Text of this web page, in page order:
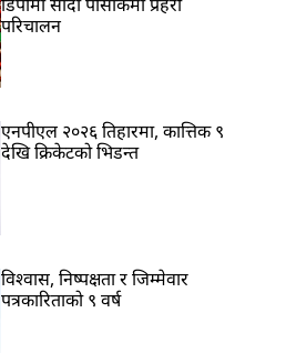
परिचालन
एनपीएल २०२६ तिहारमा, कात्तिक ९
देखि क्रिकेटको भिडन्त
विश्वास, निष्पक्षता र जिम्मेवार
पत्रकारिताको ९ वर्ष